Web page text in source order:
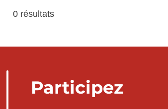
0 résultats
Participez